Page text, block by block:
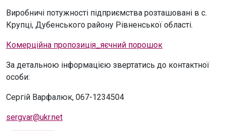
Виробничі потужності підприємства розташовані в с.
Крупці, Дубенського району Рівненської області.
Комерційна пропозиція_яєчний порошок
За детальною інформацією звертатись до контактної
особи:
Сергій Варфалюк, 067-1234504
sergvar@ukr.net